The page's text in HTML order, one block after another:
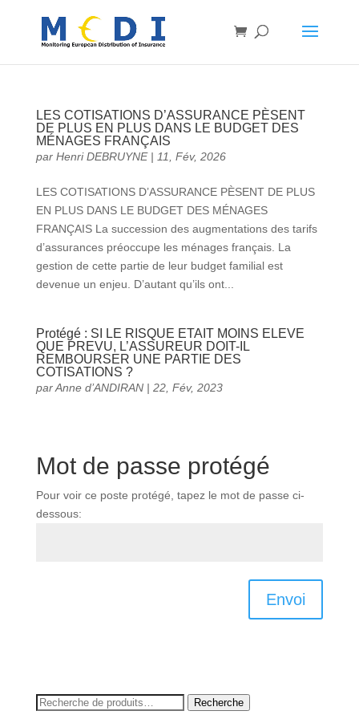
LES COTISATIONS D’ASSURANCE PÈSENT
DE PLUS EN PLUS DANS LE BUDGET DES
MÉNAGES FRANÇAIS
par Henri DEBRUYNE| 11, Fév, 2026
LES COTISATIONS D’ASSURANCE PÈSENT DE PLUS
EN PLUS DANS LE BUDGET DES MÉNAGES
FRANÇAIS La succession des augmentations des tarifs
d’assurances préoccupe les ménages français. La
gestion de cette partie de leur budget familial est
devenue un enjeu. D’autant qu’ils ont...
Protégé : SI LE RISQUE ETAIT MOINS ELEVE
QUE PREVU, L’ASSUREUR DOIT-IL
REMBOURSER UNE PARTIE DES
COTISATIONS ?
parAnne d’ANDIRAN| 22, Fév, 2023
Mot de passe protégé
Pour voir ce poste protégé, tapez le mot de passe ci-
dessous:
Envoi
Recherche
Recherche